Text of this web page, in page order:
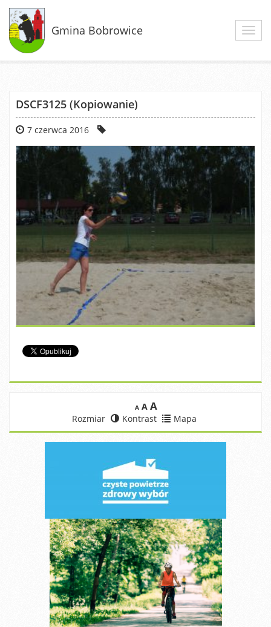
Gmina Bobrowice
DSCF3125 (Kopiowanie)
7 czerwca 2016
A A A
Rozmiar Kontrast Mapa